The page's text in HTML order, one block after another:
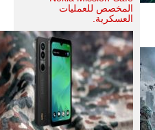
المخصص للعمليات
العسكرية.